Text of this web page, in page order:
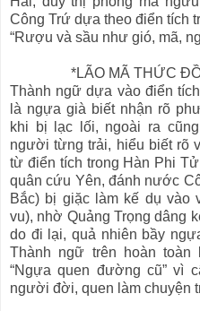
Công Trứ dựa theo điển tích
“Rượu và sầu như gió, mã,
*LÃO MÃ THỨC ĐỒ
Thành ngữ dựa vào điển
là ngựa già biết nhận rõ
khi bị lạc lối, ngoài ra
người từng trải, hiểu biết rõ
từ điển tích trong Hàn Phi
quân cứu Yên, đánh nước
Bắc) bị giặc làm kế dụ vào
vu), nhờ Quảng Trọng dâng
do đi lại, quả nhiên bầy
Thành ngữ trên hoàn
“Ngựa quen đường cũ” vì
người đời, quen làm chuyện